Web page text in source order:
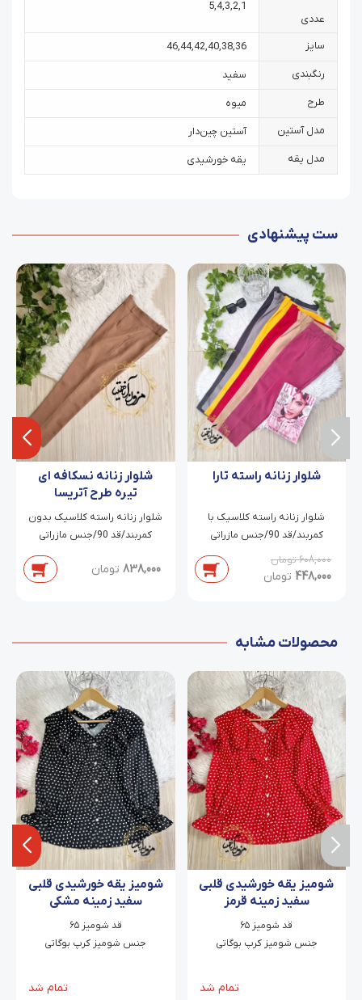
عددی
1
,
2
,
3
,
4
,
5
سایز 36
,
38
,
40
,
42
,
44
,
46
رنگبندی سفید
طرح میوه
مدل آستین آستین چین‌دار
مدل یقه یقه خورشیدی
ست پیشنهادی
شلوار زنانه راسته تارا
شلوار زنانه راسته کلاسیک با
کمربند/قد 90/جنس مازراتی
دابل/سایز 38 تا 46
608,000تومان
448,000 تومان
شلوار زنانه نسکافه ای
تیره طرح آتریسا
شلوار زنانه راسته کلاسیک بدون
کمربند/قد 90/جنس مازراتی
838,000 تومان
محصولات مشابه
شومیز یقه خورشیدی قلبی
سفید زمینه قرمز
قد شومیز ۶۵
جنس شومیز کرپ بوگاتی
تمام شد
شومیز یقه خورشیدی قلبی
سفید زمینه مشکی
قد شومیز ۶۵
جنس شومیز کرپ بوگاتی
تمام شد